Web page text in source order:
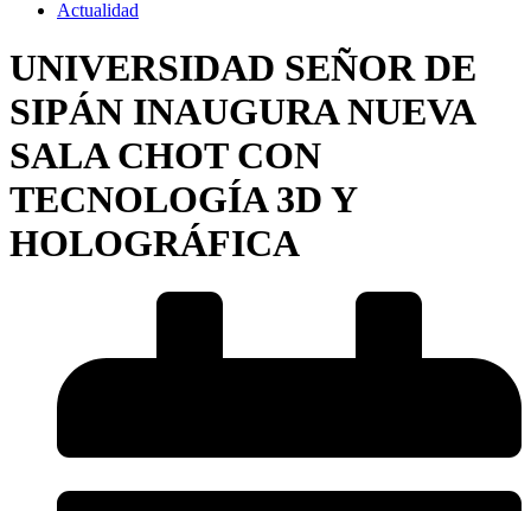
Actualidad
UNIVERSIDAD SEÑOR DE
SIPÁN INAUGURA NUEVA
SALA CHOT CON
TECNOLOGÍA 3D Y
HOLOGRÁFICA